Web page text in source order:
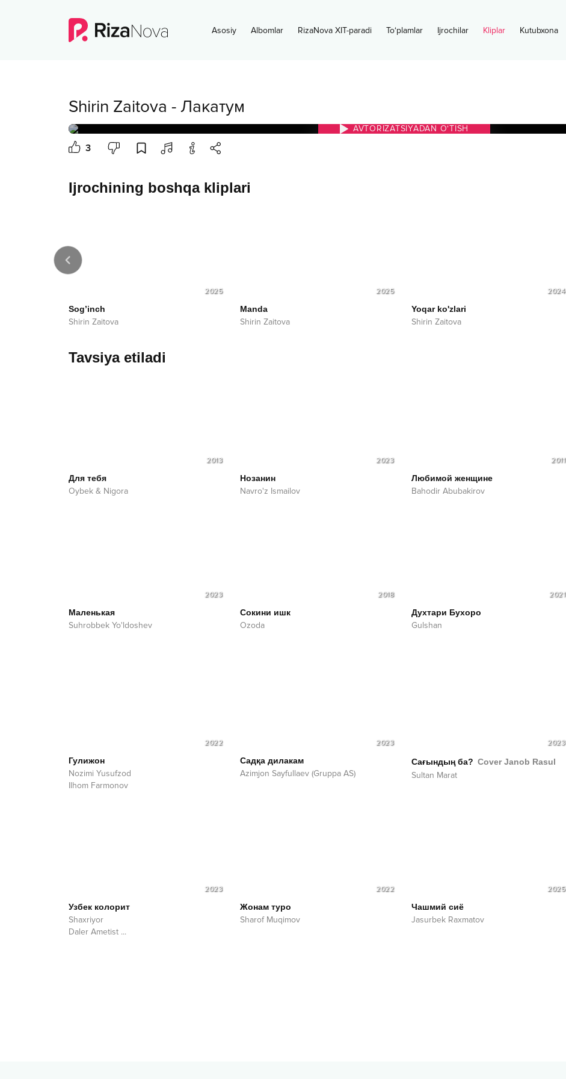
Asosiy Albomlar RizaNova XIT-paradi To‘plamlar Ijrochilar Kliplar Kutubxona
Shirin Zaitova - Лакатум
AVTORIZATSIYADAN O‘TISH
3
Ijrochining boshqa kliplari
2025
Sog’inch
Shirin Zaitova
2025
Manda
Shirin Zaitova
2024
Yoqar ko'zlari
Shirin Zaitova
Tavsiya etiladi
2013
Для тебя
Oybek & Nigora
2023
Нозанин
Navro'z Ismailov
2011
Любимой женщине
Bahodir Abubakirov
2023
Маленькая
Suhrobbek Yo'ldoshev
2018
Сокини ишк
Ozoda
2021
Духтари Бухоро
Gulshan
2022
Гулижон
Nozimi Yusufzod
Ilhom Farmonov
2023
Садқа дилакам
Azimjon Sayfullaev (Gruppa AS)
2023
Сағындың ба? Cover Janob Rasul
Sultan Marat
2023
Узбек колорит
Shaxriyor
Daler Ametist ...
2022
Жонам туро
Sharof Muqimov
2025
Чашмий сиё
Jasurbek Raxmatov